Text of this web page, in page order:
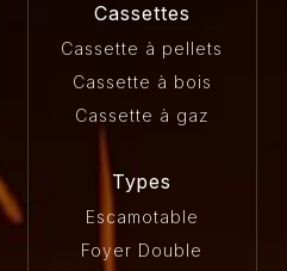
Cassettes
Cassette à pellets
Cassette à bois
Cassette à gaz
Types
Escamotable
Foyer Double